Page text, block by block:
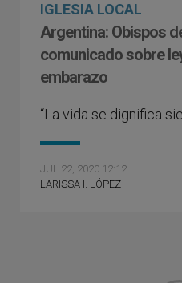
IGLESIA LOCAL
Argentina: Obispos
comunicado sobre
embarazo
“La vida se dignifica
JUL 22, 2020 12:12
LARISSA I. LÓPEZ